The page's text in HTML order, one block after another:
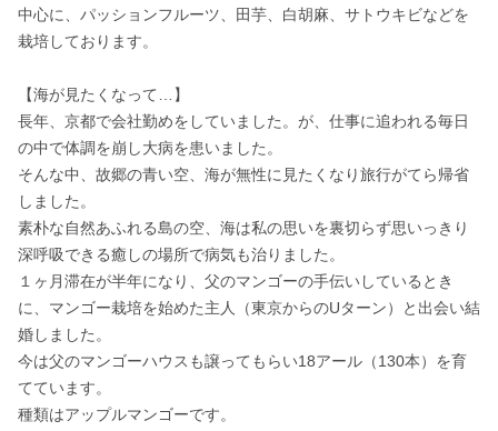
中心に、パッションフルーツ、田芋、白胡麻、サトウキビなどを
栽培しております。
【海が見たくなって…】
長年、京都で会社勤めをしていました。が、仕事に追われる毎日
の中で体調を崩し大病を患いました。
そんな中、故郷の青い空、海が無性に見たくなり旅行がてら帰省
しました。
素朴な自然あふれる島の空、海は私の思いを裏切らず思いっきり
深呼吸できる癒しの場所で病気も治りました。
１ヶ月滞在が半年になり、父のマンゴーの手伝いしているとき
に、マンゴー栽培を始めた主人（東京からのUターン）と出会い結
婚しました。
今は父のマンゴーハウスも譲ってもらい18アール（130本）を育
てています。
種類はアップルマンゴーです。